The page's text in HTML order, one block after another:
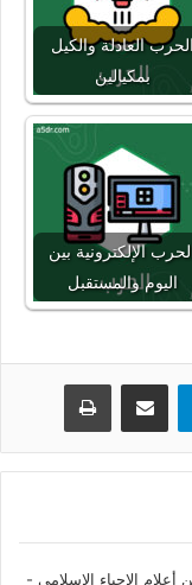
الحرب العادلة والكيل
بمكيالين
الإلكترونية بين
اليوم والمستقبل
تيلقرام مشاركة عبر البريد طباعة